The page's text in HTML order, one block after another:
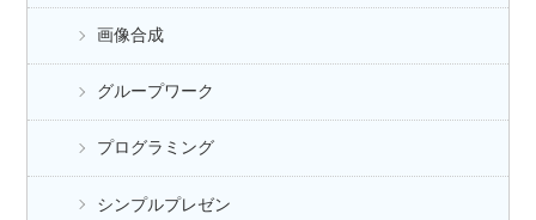
画像合成
グループワーク
プログラミング
シンプルプレゼン